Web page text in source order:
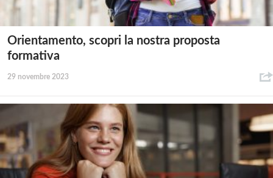
Orientamento, scopri la nostra proposta
formativa
29 novembre 2023